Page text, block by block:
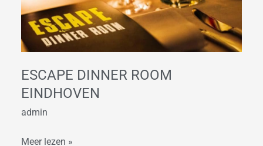
ESCAPE DINNER ROOM
EINDHOVEN
admin
Meer lezen »